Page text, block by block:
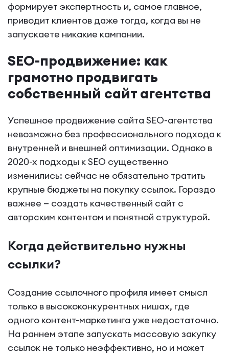
формирует экспертность и, самое главное,
приводит клиентов даже тогда, когда вы не
запускаете никакие кампании.
SEO-продвижение: как
грамотно продвигать
собственный сайт агентства
Успешное продвижение сайта SEO-агентства
невозможно без профессионального подхода к
внутренней и внешней оптимизации. Однако в
2020-х подходы к SEO существенно
изменились: сейчас не обязательно тратить
крупные бюджеты на покупку ссылок. Гораздо
важнее — создать качественный сайт с
авторским контентом и понятной структурой.
Когда действительно нужны
ссылки?
Создание ссылочного профиля имеет смысл
только в высококонкурентных нишах, где
одного контент-маркетинга уже недостаточно.
На раннем этапе запускать массовую закупку
ссылок не только неэффективно, но и может